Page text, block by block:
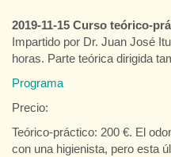
2019-11-15 Curso teórico-
Impartido por Dr. Juan José
horas. Parte teórica dirigida
Programa
Precio:
Teórico-práctico: 200 €. El
con una higienista, pero esta